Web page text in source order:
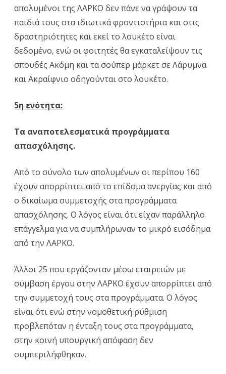
απολυμένοι της ΛΑΡΚΟ δεν πάνε να γράψουν τα
παιδιά τους στα ιδιωτικά φροντιστήρια και στις
δραστηριότητες και εκεί το λουκέτο είναι
δεδομένο, ενώ οι φοιτητές θα εγκαταλείψουν τις
σπουδές Ακόμη και τα σούπερ μάρκετ σε Λάρυμνα
και Ακραίφνιο οδηγούνται στο λουκέτο.
5η ενότητα:
Τα αναποτελεσματικά προγράμματα
απασχόλησης.
Από το σύνολο των απολυμένων οι περίπου 160
έχουν απορρίπτει από το επίδομα ανεργίας και από
ο δικαίωμα συμμετοχής στα προγράμματα
απασχόλησης. Ο λόγος είναι ότι είχαν παράλληλο
επάγγελμα για να συμπλήρωναν το μικρό εισόδημα
από την ΛΑΡΚΟ.
Άλλοι 25 που εργάζονταν μέσω εταιρειών με
σύμβαση έργου στην ΛΑΡΚΟ έχουν απορρίπτει από
την συμμετοχή τους στα προγράμματα. Ο λόγος
είναι ότι ενώ στην νομοθετική ρύθμιση
προβλεπόταν η ένταξη τους στα προγράμματα,
στην κοινή υπουργική απόφαση δεν
συμπεριλήφθηκαν.